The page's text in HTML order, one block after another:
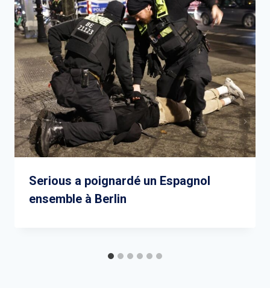
Serious a poignardé un Espagnol
ensemble à Berlin